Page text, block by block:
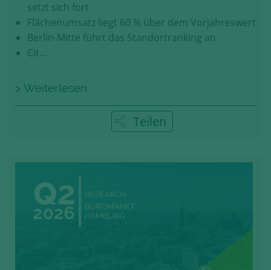
setzt sich fort
Flächenumsatz liegt 60 % über dem Vorjahreswert
Berlin-Mitte führt das Standortranking an
Cit…
> Weiterlesen
Teilen